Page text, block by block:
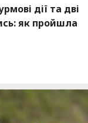
дії та дві
як пройшла